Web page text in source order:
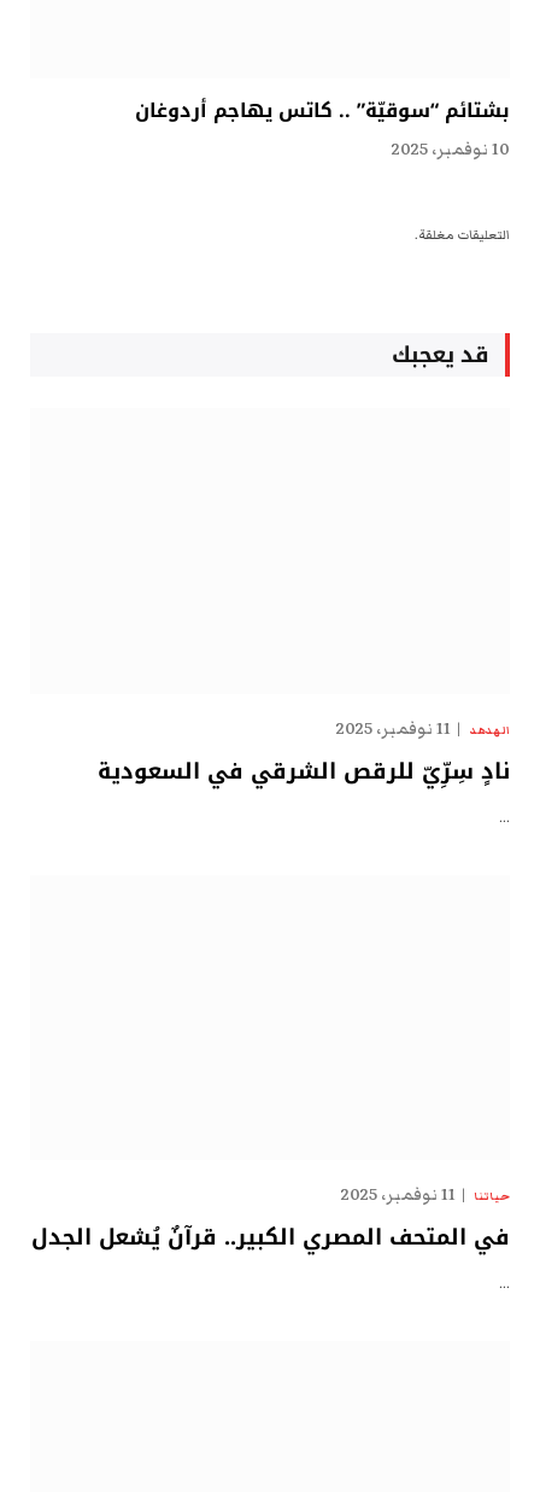
بشتائم “سوقيّة” .. كاتس يهاجم أردوغان
10 نوفمبر، 2025
التعليقات مغلقة.
قد يعجبك
الهدهد 11 نوفمبر، 2025
نادٍ سِرِّيّ للرقص الشرقي في السعودية
…
حياتنا 11 نوفمبر، 2025
في المتحف المصري الكبير.. قرآنٌ يُشعل الجدل
…